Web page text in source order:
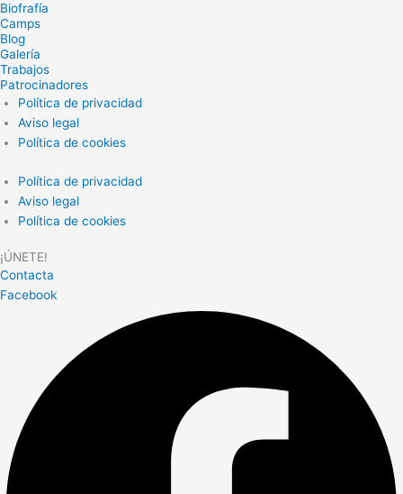
Biofrafía
Camps
Blog
Galería
Trabajos
Patrocinadores
Política de privacidad
Aviso legal
Política de cookies
Política de privacidad
Aviso legal
Política de cookies
¡ÚNETE!
Contacta
Facebook